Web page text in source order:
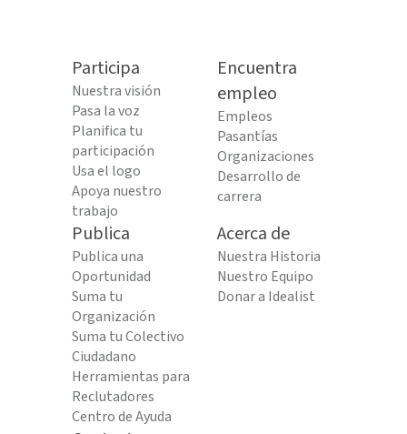
Participa
Nuestra visión
Pasa la voz
Planifica tu
participación
Usa el logo
Apoya nuestro
trabajo
Encuentra
empleo
Empleos
Pasantías
Organizaciones
Desarrollo de
carrera
Publica
Publica una
Oportunidad
Suma tu
Organización
Suma tu Colectivo
Ciudadano
Herramientas para
Reclutadores
Centro de Ayuda
Acerca de
Nuestra Historia
Nuestro Equipo
Donar a Idealist